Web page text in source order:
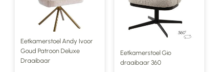
Eetkamerstoel Andy Ivoor
Goud Patroon Deluxe
Draaibaar
Eetkamerstoel Gio
draaibaar 360